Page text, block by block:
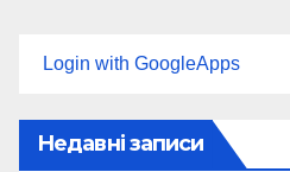
Login with GoogleApps
Недавні записи